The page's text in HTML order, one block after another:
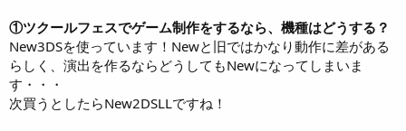
①ツクールフェスでゲーム制作をするなら、機種はどうする？
New3DSを使っています！Newと旧ではかなり動作に差がある
らしく、演出を作るならどうしてもNewになってしまいま
す・・・
次買うとしたらNew2DSLLですね！